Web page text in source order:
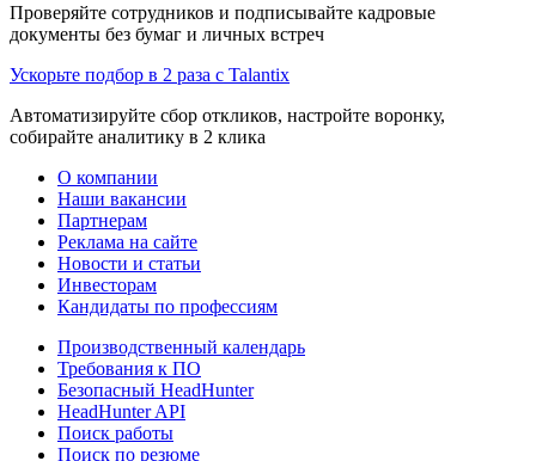
Проверяйте сотрудников и подписывайте кадровые
документы без бумаг и личных встреч
Ускорьте подбор в 2 раза с Talantix
Автоматизируйте сбор откликов, настройте воронку,
собирайте аналитику в 2 клика
О компании
Наши вакансии
Партнерам
Реклама на сайте
Новости и статьи
Инвесторам
Кандидаты по профессиям
Производственный календарь
Требования к ПО
Безопасный HeadHunter
HeadHunter API
Поиск работы
Поиск по резюме